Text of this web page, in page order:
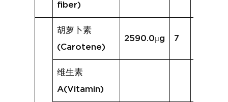
fiber)
胡萝卜素
(Carotene)
2590.0μg 7
维生素
A(Vitamin)